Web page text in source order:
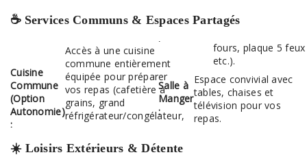
☕ Services Communs & Espaces Partagés
Cuisine
Commune
(Option
Autonomie)
:
Accès à une cuisine
commune entièrement
équipée pour préparer
vos repas (cafetière à
grains, grand
réfrigérateur/congélateur,
fours, plaque 5
etc.).
Salle à
Manger
:
Espace convivial avec
tables, chaises et
télévision pour vos
repas.
☀️ Loisirs Extérieurs & Détente